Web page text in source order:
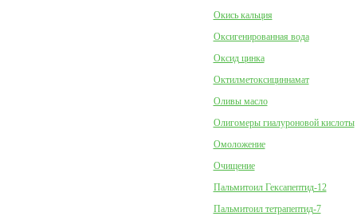
Окись кальция
Оксигенированная вода
Оксид цинка
Октилметоксициннамат
Оливы масло
Олигомеры гиалуроновой кислоты
Омоложение
Очищение
Пальмитоил Гексапептид-12
Пальмитоил тетрапептид-7